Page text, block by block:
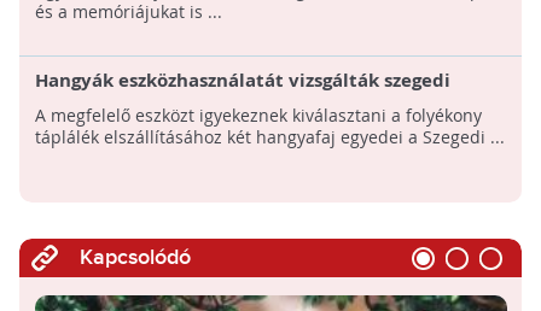
és a memóriájukat is ...
Hangyák eszközhasználatát vizsgálták szegedi
kutatók
A megfelelő eszközt igyekeznek kiválasztani a folyékony
táplálék elszállításához két hangyafaj egyedei a Szegedi ...
Kapcsolódó